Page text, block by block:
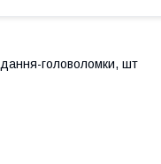
головоломки, шт